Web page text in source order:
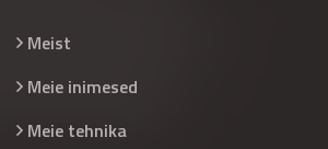
Meist
Meie inimesed
Meie tehnika